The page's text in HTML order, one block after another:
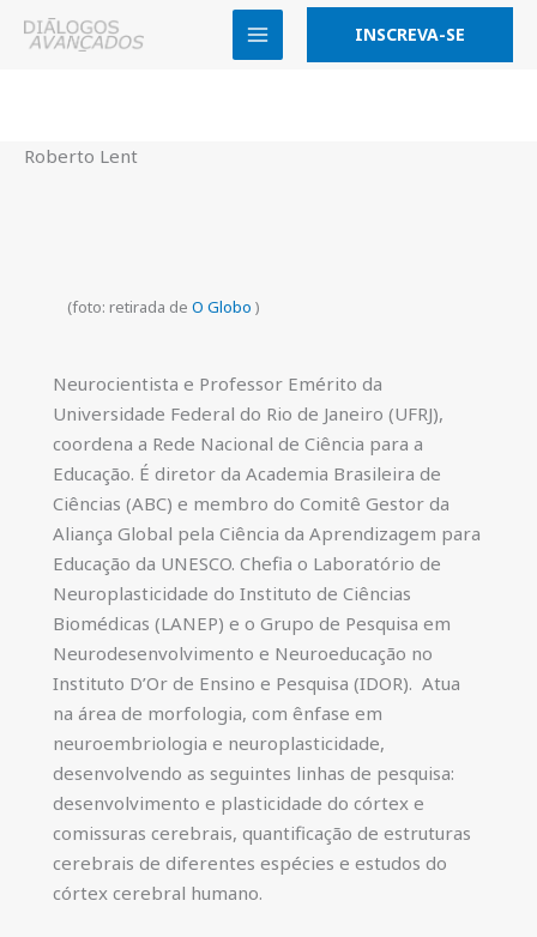
INSCREVA-SE
Roberto Lent
(foto: retirada de O Globo )
Neurocientista e Professor Emérito da
Universidade Federal do Rio de Janeiro (UFRJ),
coordena a Rede Nacional de Ciência para a
Educação. É diretor da Academia Brasileira de
Ciências (ABC) e membro do Comitê Gestor da
Aliança Global pela Ciência da Aprendizagem para
Educação da UNESCO. Chefia o Laboratório de
Neuroplasticidade do Instituto de Ciências
Biomédicas (LANEP) e o Grupo de Pesquisa em
Neurodesenvolvimento e Neuroeducação no
Instituto D’Or de Ensino e Pesquisa (IDOR). Atua
na área de morfologia, com ênfase em
neuroembriologia e neuroplasticidade,
desenvolvendo as seguintes linhas de pesquisa:
desenvolvimento e plasticidade do córtex e
comissuras cerebrais, quantificação de estruturas
cerebrais de diferentes espécies e estudos do
córtex cerebral humano.